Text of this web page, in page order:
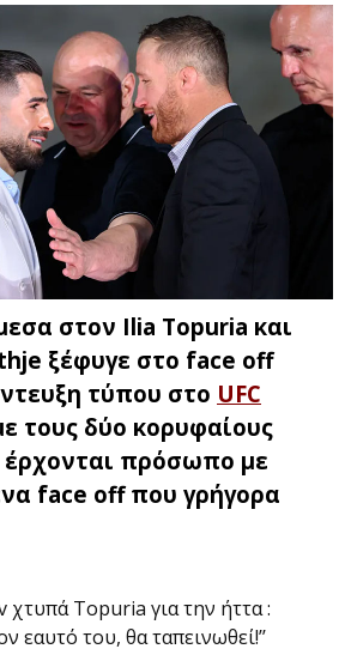
στον Ilia Topuria και
ξέφυγε στο face off
τύπου στο UFC
τους δύο κορυφαίους
πρόσωπο με
face off που γρήγορα
Topuria για την ήττα :
εαυτό του, θα ταπεινωθεί!’’